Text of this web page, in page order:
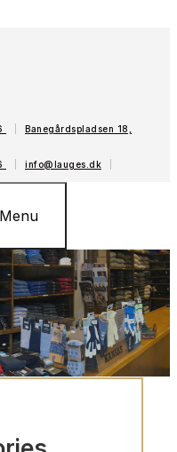
Banegårdspladsen 18,
info@lauges.dk
Menu